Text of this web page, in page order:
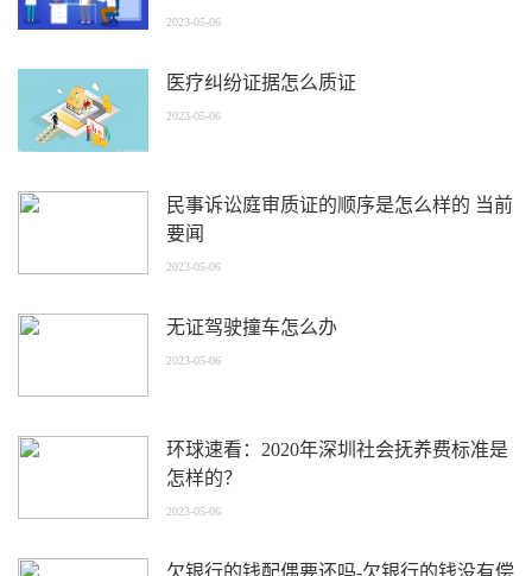
2023-05-06
医疗纠纷证据怎么质证
2023-05-06
民事诉讼庭审质证的顺序是怎么样的 当前
要闻
2023-05-06
无证驾驶撞车怎么办
2023-05-06
环球速看：2020年深圳社会抚养费标准是
怎样的？
2023-05-06
欠银行的钱配偶要还吗-欠银行的钱没有偿